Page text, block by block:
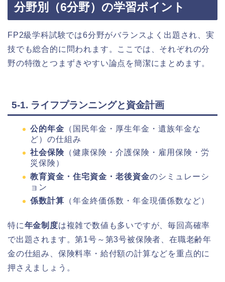
分野別（6分野）の学習ポイント
FP2級学科試験では6分野がバランスよく出題され、実
技でも総合的に問われます。ここでは、それぞれの分
野の特徴とつまずきやすい論点を簡潔にまとめます。
5-1. ライフプランニングと資金計画
公的年金 （国民年金・厚生年金・遺族年金な
ど）の仕組み
社会保険 （健康保険・介護保険・雇用保険・労
災保険）
教育資金・住宅資金・老後資金のシミュレーシ
ョン
係数計算 （年金終価係数・年金現価係数など）
特に年金制度は複雑で数値も多いですが、毎回高確率
で出題されます。第1号～第3号被保険者、在職老齢年
金の仕組み、保険料率・給付額の計算などを重点的に
押さえましょう。